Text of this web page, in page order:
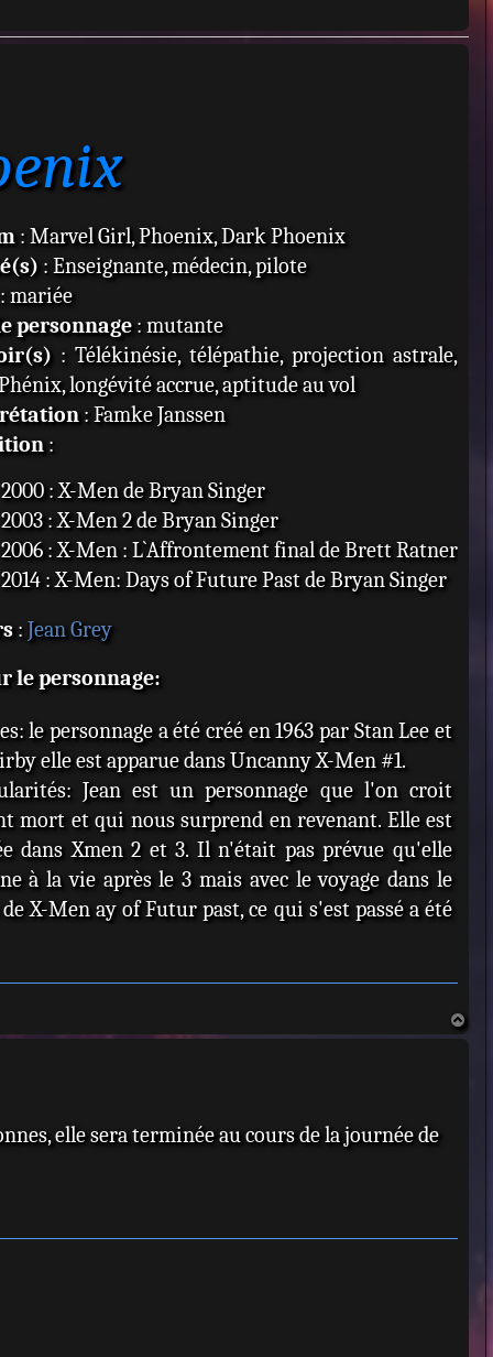
: Marvel Girl, Phoenix, Dark Phoenix
: Enseignante, médecin, pilote
mariée
personnage: mutante
: Télékinésie, télépathie, projection astrale,
longévité accrue, aptitude au vol
: Famke Janssen
:
2000 : X-Men de Bryan Singer
2003 : X-Men 2 de Bryan Singer
2006 : X-Men : L`Affrontement final de Brett Ratner
2014 : X-Men: Days of Future Past de Bryan Singer
: Jean Grey
le personnage:
le personnage a été créé en 1963 par Stan Lee et
elle est apparue dans Uncanny X-Men #1.
Jean est un personnage que l'on croit
mort et qui nous surprend en revenant. Elle est
dans Xmen 2 et 3. Il n'était pas prévue qu'elle
à la vie après le 3 mais avec le voyage dans le
X-Men ay of Futur past, ce qui s'est passé a été
elle sera terminée au cours de la journée de